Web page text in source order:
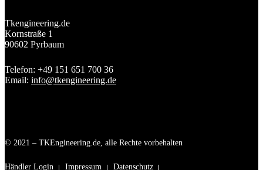
Tkengineering.de
Kornstraße 1
90602 Pyrbaum
Telefon: +49 151 651 700 36
Email: info@tkengineering.de
© 2021 – TKEngineering.de, alle Rechte vorbehalten
Händler Login Impressum Datenschutz